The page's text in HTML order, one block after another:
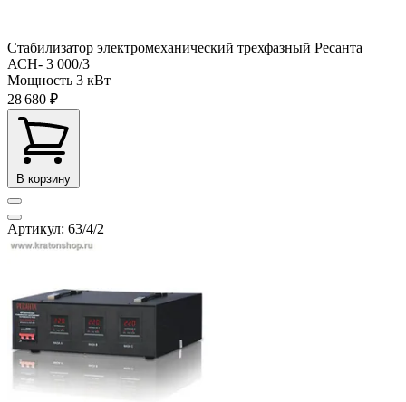
Стабилизатор электромеханический трехфазный Ресанта
АСН- 3 000/3
Мощность 3 кВт
28 680 ₽
В корзину
Артикул: 63/4/2